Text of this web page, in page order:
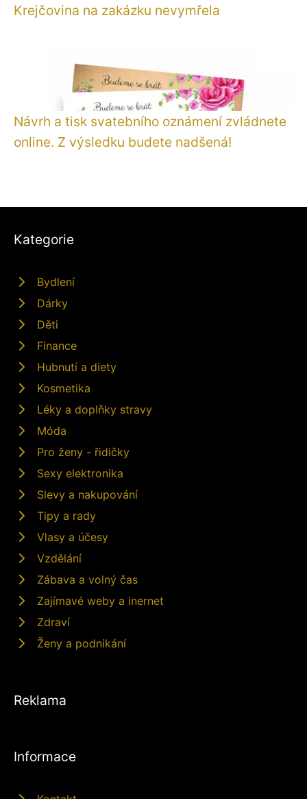
Krejčovina na zakázku nevymřela
Návrh a tisk svatebního oznámení zvládnete
online. Z výsledku budete nadšená!
Kategorie
Bydlení
Dárky
Děti
Finance
Hubnutí a diety
Kosmetika
Léky a doplňky stravy
Móda
Pro ženy - řidičky
Sexy elektronika
Slevy a nakupování
Tipy a rady
Vlasy a účesy
Vzdělání
Zábava a volný čas
Zajímavé weby a inernet
Zdraví
Ženy a podnikání
Reklama
Informace